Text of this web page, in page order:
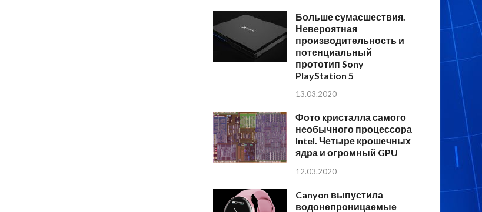
Больше сумасшествия.
Невероятная
производительность и
потенциальный
прототип Sony
PlayStation 5
13.03.2020
Фото кристалла самого
необычного процессора
Intel. Четыре крошечных
ядра и огромный GPU
12.03.2020
Canyon выпустила
водонепроницаемые